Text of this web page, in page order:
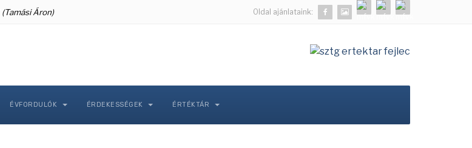
(Tamási Áron) Oldal ajánlataink:
ÉVFORDULÓK ÉRDEKESSÉGEK ÉRTÉKTÁR